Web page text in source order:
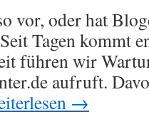
vor, oder hat
Tagen kommt
führen wir
aufruft.
→